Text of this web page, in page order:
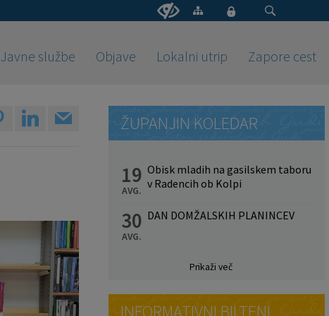
Javne službe Objave Lokalni utrip Zapore cest
ŽUPANJIN KOLEDAR
19
AVG.
Obisk mladih na gasilskem taboru
v Radencih ob Kolpi
30
AVG.
DAN DOMŽALSKIH PLANINCEV
Prikaži več
INFORMATIVNI BILTENI